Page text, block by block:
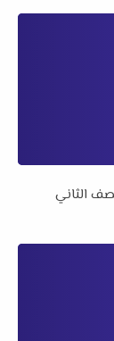
الثاني